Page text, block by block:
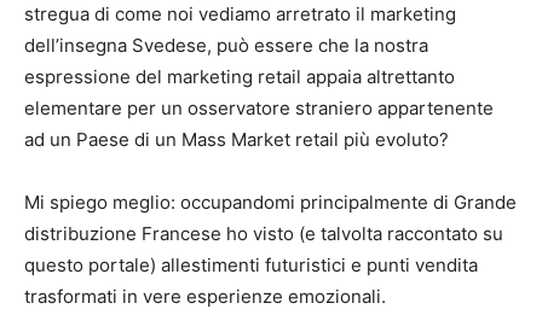
stregua di come noi vediamo arretrato il marketing
dell’insegna Svedese, può essere che la nostra
espressione del marketing retail appaia altrettanto
elementare per un osservatore straniero appartenente
ad un Paese di un Mass Market retail più evoluto?
Mi spiego meglio: occupandomi principalmente di Grande
distribuzione Francese ho visto (e talvolta raccontato su
questo portale) allestimenti futuristici e punti vendita
trasformati in vere esperienze emozionali.